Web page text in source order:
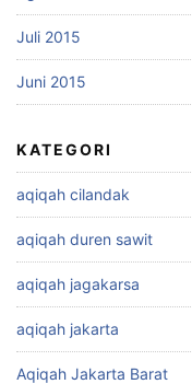
Juli 2015
Juni 2015
KATEGORI
aqiqah cilandak
aqiqah duren sawit
aqiqah jagakarsa
aqiqah jakarta
Aqiqah Jakarta Barat